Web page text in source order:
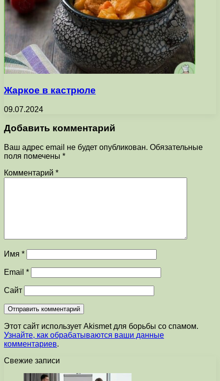
Жаркое в кастрюле
09.07.2024
Добавить комментарий
Ваш адрес email не будет опубликован. Обязательные
поля помечены *
Комментарий *
Имя *
Email *
Сайт
Этот сайт использует Akismet для борьбы со спамом.
Узнайте, как обрабатываются ваши данные
комментариев.
Свежие записи